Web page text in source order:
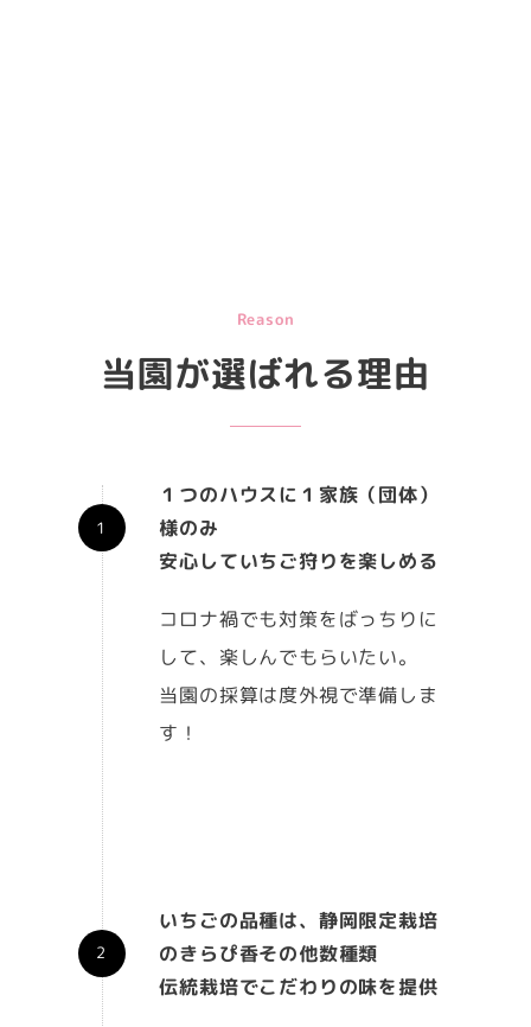
Reason
当園が選ばれる理由
１つのハウスに１家族（団体）
様のみ
安心していちご狩りを楽しめる
コロナ禍でも対策をばっちりに
して、楽しんでもらいたい。
当園の採算は度外視で準備しま
す！
いちごの品種は、静岡限定栽培
のきらぴ香その他数種類
伝統栽培でこだわりの味を提供